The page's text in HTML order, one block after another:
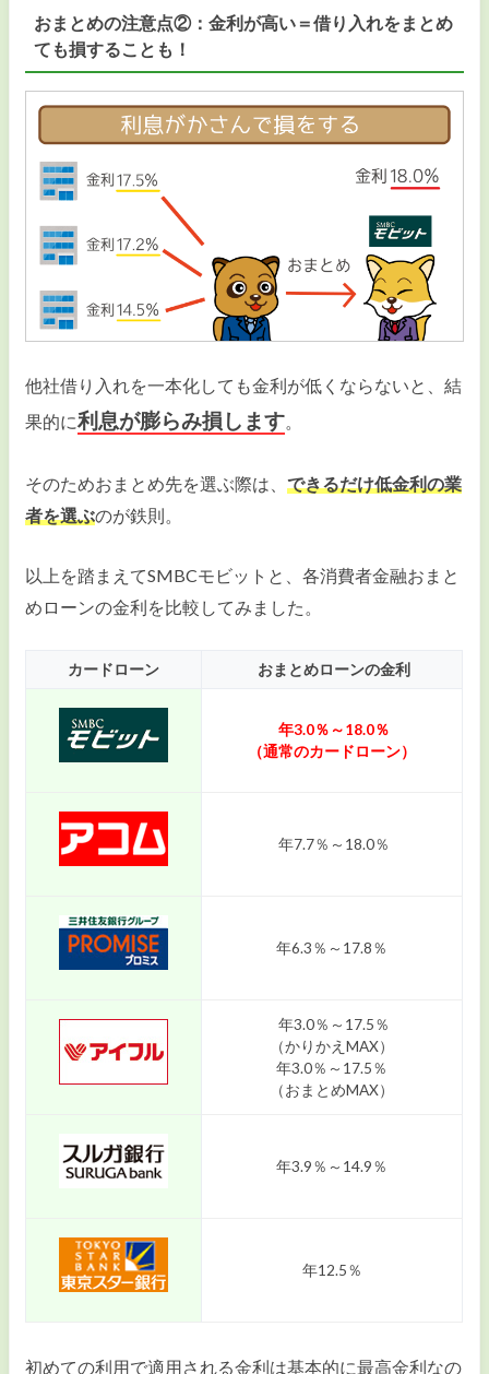
おまとめの注意点②：金利が高い＝借り入れをまとめ
ても損することも！
他社借り入れを一本化しても金利が低くならないと、結
果的に利息が膨らみ損します。
そのためおまとめ先を選ぶ際は、できるだけ低金利の業
者を選ぶのが鉄則。
以上を踏まえてSMBCモビットと、各消費者金融おまと
めローンの金利を比較してみました。
カードローン おまとめローンの金利
年3.0％～18.0％
（通常のカードローン）
年7.7％～18.0％
年6.3％～17.8％
年3.0％～17.5％
（かりかえMAX）
年3.0％～17.5％
（おまとめMAX）
年3.9％～14.9％
年12.5％
初めての利用で適用される金利は基本的に最高金利なの